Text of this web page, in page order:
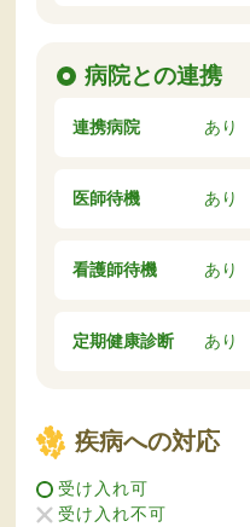
病院との連携
連携病院 あり
医師待機 あり
看護師待機 あり
定期健康診断 あり
疾病への対応
受け入れ可
受け入れ不可